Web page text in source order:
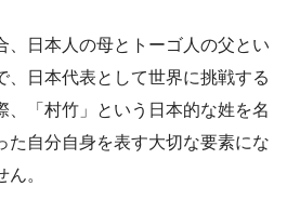
、日本人の母とトーゴ人の父とい
、日本代表として世界に挑戦する
、「村竹」という日本的な姓を名
た自分自身を表す大切な要素にな
。